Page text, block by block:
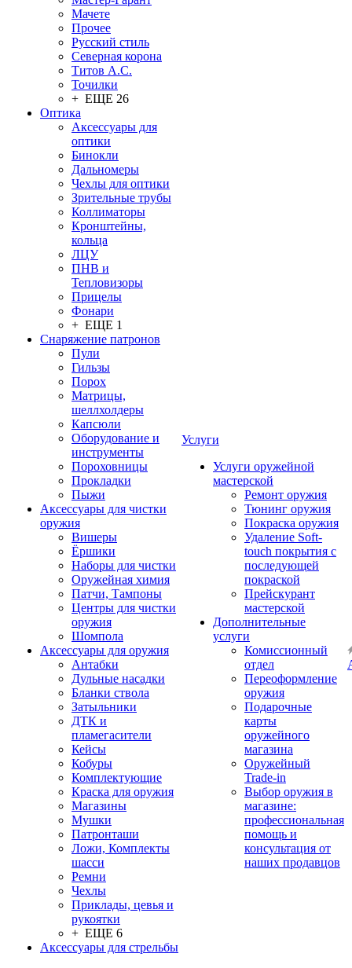
Мачете
Прочее
Русский стиль
Северная корона
Титов А.С.
Точилки
+ ЕЩЕ 26
Оптика
Аксессуары для
оптики
Бинокли
Дальномеры
Чехлы для оптики
Зрительные трубы
Коллиматоры
Кронштейны,
кольца
ЛЦУ
ПНВ и
Тепловизоры
Прицелы
Фонари
+ ЕЩЕ 1
Снаряжение патронов
Пули
Гильзы
Порох
Матрицы,
шеллхолдеры
Капсюли
Оборудование и
инструменты
Пороховницы
Прокладки
Пыжи
Аксессуары для чистки
оружия
Вишеры
Ёршики
Наборы для чистки
Оружейная химия
Патчи, Тампоны
Центры для чистки
оружия
Шомпола
Аксессуары для оружия
Антабки
Дульные насадки
Бланки ствола
Затыльники
ДТК и
пламегасители
Кейсы
Кобуры
Комплектующие
Краска для оружия
Магазины
Мушки
Патронташи
Ложи, Комплекты
шасси
Ремни
Чехлы
Приклады, цевья и
рукоятки
+ ЕЩЕ 6
Аксессуары для стрельбы
Услуги
Услуги оружейной
мастерской
Ремонт оружия
Тюнинг оружия
Покраска оружия
Удаление Soft-
touch покрытия с
последующей
покраской
Прейскурант
мастерской
Дополнительные
услуги
Комиссионный
отдел
Переоформление
оружия
Подарочные
карты
оружейного
магазина
Оружейный
Trade-in
Выбор оружия в
магазине:
профессиональная
помощь и
консультация от
наших продавцов